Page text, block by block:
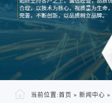
当前位置:首页 » 新闻中心 »